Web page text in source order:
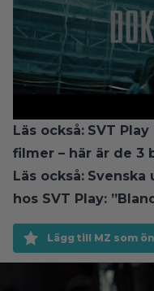
Läs också: SVT
filmer – här är de 3
Läs också: Svenska
hos SVT Play:
Lägg till MZ som